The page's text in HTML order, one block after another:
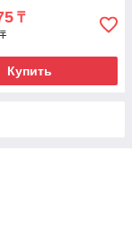
₸
Купить